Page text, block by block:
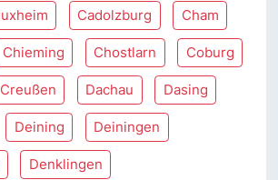
Cadolzburg Cham
Chieming Chostlarn Coburg
Creußen Dachau Dasing
Deining Deiningen
Denklingen